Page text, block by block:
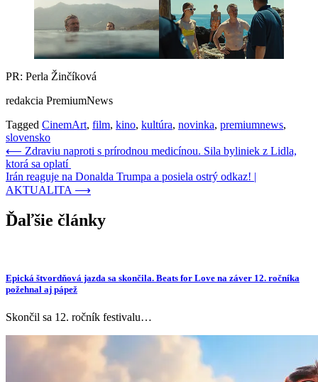
PR: Perla Žinčíková
redakcia PremiumNews
Tagged CinemArt, film, kino, kultúra, novinka, premiumnews,
slovensko
Navigácia
v
článku
⟵ Zdraviu naproti s prírodnou medicínou. Sila byliniek z Lidla,
ktorá sa oplatí
Irán reaguje na Donalda Trumpa a posiela ostrý odkaz! |
AKTUALITA ⟶
Ďaľšie články
Epická štvordňová jazda sa skončila. Beats for Love na záver 12. ročníka
požehnal aj pápež
Skončil sa 12. ročník festivalu…